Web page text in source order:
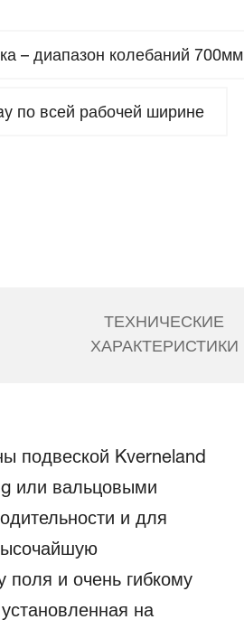
– диапазон колебаний 700мм
по всей рабочей ширине
ТЕХНИЧЕСКИЕ
ХАРАКТЕРИСТИКИ
подвеской Kverneland
или вальцовыми
и для
поля и очень гибкому
на